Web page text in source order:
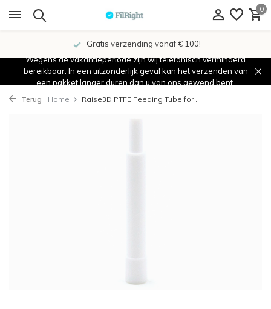
0
Gratis verzending vanaf € 100!
Wegens de vakantieperiode zijn wij telefonisch verminderd
bereikbaar. In een uitzonderlijk geval kan het verzenden van
een pakket langer duren dan u van ons gewend bent.
Terug Home Raise3D PTFE Feeding Tube for ...